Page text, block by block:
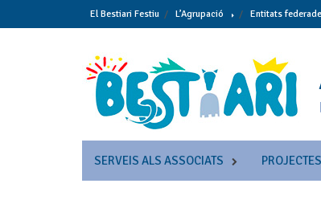
to
El Bestiari Festiu L’Agrupació Entitats
SERVEIS ALS ASSOCIATS